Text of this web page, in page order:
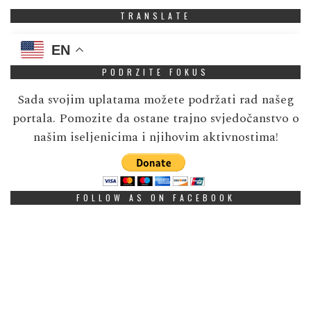
TRANSLATE
EN
PODRZITE FOKUS
Sada svojim uplatama možete podržati rad našeg
portala. Pomozite da ostane trajno svjedočanstvo o
našim iseljenicima i njihovim aktivnostima!
FOLLOW AS ON FACEBOOK